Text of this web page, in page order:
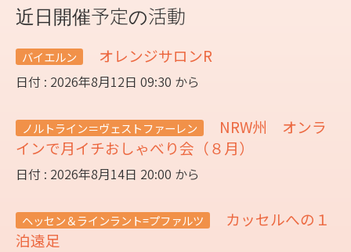
近日開催予定の活動
バイエルン オレンジサロンR
日付 : 2026年8月12日 09:30 から
ノルトライン＝ヴェストファーレン
NRW州 オンラ
インで月イチおしゃべり会（８月）
日付 : 2026年8月14日 20:00 から
ヘッセン＆ラインラント=プファルツ
カッセルへの１
泊遠足